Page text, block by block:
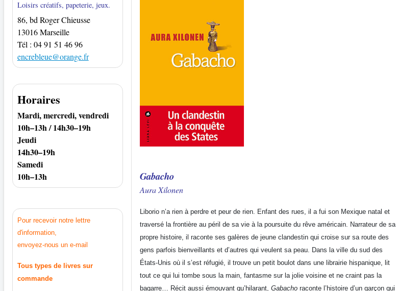
Loisirs créatifs, papeterie, jeux.
86, bd Roger Chieusse
13016 Marseille
Tél : 04 91 51 46 96
encrebleue@orange.fr
Horaires
Mardi, mercredi, vendredi
10h–13h / 14h30–19h
Jeudi
14h30–19h
Samedi
10h–13h
Pour recevoir notre lettre
d'information,
envoyez-nous un e-mail
Tous types de livres sur
commande
Gabacho
Aura Xilonen
Liborio n’a rien à perdre et peur de rien. Enfant des rues, il a fui son Mexique natal et
traversé la frontière au péril de sa vie à la poursuite du rêve américain. Narrateur de sa
propre histoire, il raconte ses galères de jeune clandestin qui croise sur sa route des
gens parfois bienveillants et d’autres qui veulent sa peau. Dans la ville du sud des
États-Unis où il s’est réfugié, il trouve un petit boulot dans une librairie hispanique, lit
tout ce qui lui tombe sous la main, fantasme sur la jolie voisine et ne craint pas la
bagarre… Récit aussi émouvant qu’hilarant, Gabacho raconte l’histoire d’un garçon qui